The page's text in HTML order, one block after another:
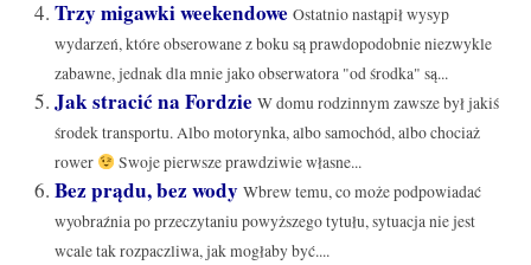
Trzy migawki weekendowe Ostatnio nastąpił wysyp
wydarzeń, które obserowane z boku są prawdopodobnie niezwykle
zabawne, jednak dla mnie jako obserwatora "od środka" są...
Jak stracić na Fordzie W domu rodzinnym zawsze był jakiś
środek transportu. Albo motorynka, albo samochód, albo chociaż
rower
Swoje pierwsze prawdziwie własne...
Bez prądu, bez wody Wbrew temu, co może podpowiadać
wyobraźnia po przeczytaniu powyższego tytułu, sytuacja nie jest
wcale tak rozpaczliwa, jak mogłaby być....